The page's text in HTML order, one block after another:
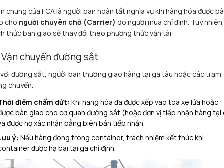
chung của FCA là người bán hoàn tất nghĩa vụ khi hàng hóa được
cho người chuyên chở (Carrier) do người mua chỉ định. Tuy nhiên,
thức bàn giao sẽ thay đổi theo phương thức vận tải:
Vận chuyển đường sắt
đường sắt, người bán thường giao hàng tại ga tàu hoặc các trạm
chuyển.
điểm chấm dứt: Khi hàng hóa đã được xếp vào toa xe lửa hoặc
bàn giao cho cơ quan đường sắt (hoặc đơn vị tiếp nhận hàng tại
được họ xác nhận bằng biên bản tiếp nhận.
ý: Nếu hàng đóng trong container, trách nhiệm kết thúc khi
được hạ bãi tại ga chỉ định.